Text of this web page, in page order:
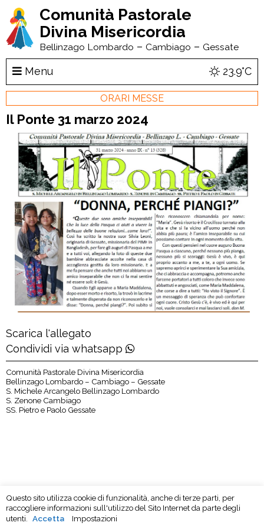
Comunità Pastorale
Divina Misericordia
Bellinzago Lombardo – Cambiago – Gessate
Menu 23.9°C
ORARI MESSE
Il Ponte 31 marzo 2024
Scarica l'allegato
Condividi via whatsapp
Comunità Pastorale Divina Misericordia
Bellinzago Lombardo – Cambiago – Gessate
S. Michele Arcangelo Bellinzago Lombardo
S. Zenone Cambiago
SS. Pietro e Paolo Gessate
Questo sito utilizza cookie di funzionalità, anche di terze parti, per
raccogliere informazioni sull'utilizzo del Sito Internet da parte degli
utenti.
Accetta Impostazioni